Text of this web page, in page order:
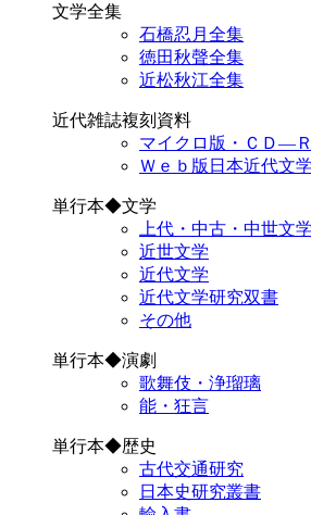
文学全集
石橋忍月全集
徳田秋聲全集
近松秋江全集
近代雑誌複刻資料
マイクロ版・ＣＤ―
Ｗｅｂ版日本近代文
単行本◆文学
上代・中古・中世文学
近世文学
近代文学
近代文学研究双書
その他
単行本◆演劇
歌舞伎・浄瑠璃
能・狂言
単行本◆歴史
古代交通研究
日本史研究叢書